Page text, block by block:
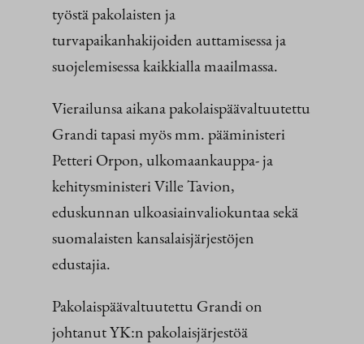
työstä pakolaisten ja
turvapaikanhakijoiden auttamisessa ja
suojelemisessa kaikkialla maailmassa.
Vierailunsa aikana pakolaispäävaltuutettu
Grandi tapasi myös mm. pääministeri
Petteri Orpon, ulkomaankauppa- ja
kehitysministeri Ville Tavion,
eduskunnan ulkoasiainvaliokuntaa sekä
suomalaisten kansalaisjärjestöjen
edustajia.
Pakolaispäävaltuutettu Grandi on
johtanut YK:n pakolaisjärjestöä